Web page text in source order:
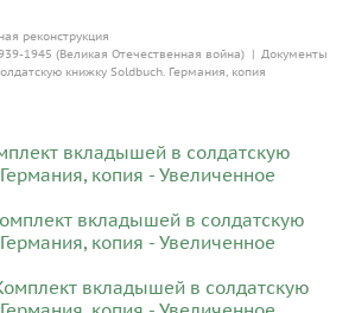
реконструкция
1945 (Великая Отечественная война) | Документы
книжку Soldbuch. Германия, копия